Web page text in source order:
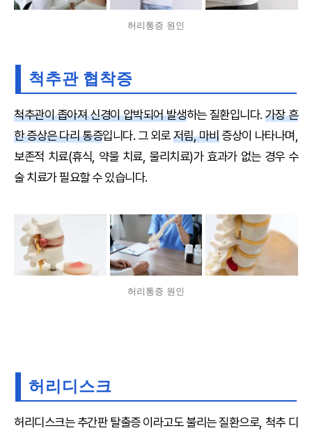
허리통증 원인
척추관 협착증
척추관이 좁아져 신경이 압박되어 발생하는 질환입니다. 가장 흔
한 증상은 다리 통증입니다. 그 외로저림, 마비증상이 나타나며,
보존적 치료(휴식, 약물 치료, 물리치료)가 효과가 없는 경우 수
술 치료가 필요할 수 있습니다.
허리통증 원인
허리디스크
허리디스크는 추간판 탈출증 이라고도 불리는 질환으로, 척추 디